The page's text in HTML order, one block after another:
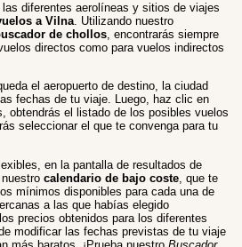
diferentes aerolíneas y sitios de viajes
a Vilna. Utilizando nuestro
de chollos, encontrarás siempre
directos como para vuelos indirectos
el aeropuerto de destino, la ciudad
fechas de tu viaje. Luego, haz clic en
obtendrás el listado de los posibles vuelos
seleccionar el que te convenga para tu
en la pantalla de resultados de
calendario de bajo coste , que te
mínimos disponibles para cada una de
a las que habías elegido
precios obtenidos para los diferentes
modificar las fechas previstas de tu viaje